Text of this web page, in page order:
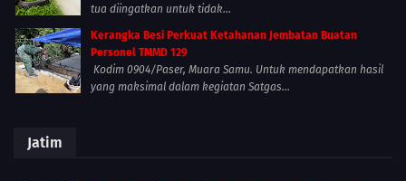
tua diingatkan untuk tidak...
Kerangka Besi Perkuat Ketahanan Jembatan Buatan
Personel TMMD 129
Kodim 0904/Paser, Muara Samu. Untuk mendapatkan hasil
yang maksimal dalam kegiatan Satgas...
Jatim